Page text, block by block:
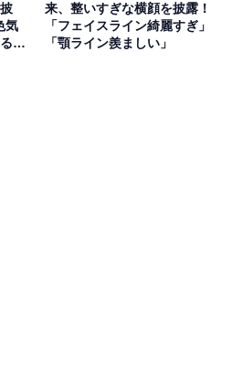
気
予
来、整いすぎな横顔を披露！
「フェイスライン綺麗すぎ」
「顎ライン羨ましい」